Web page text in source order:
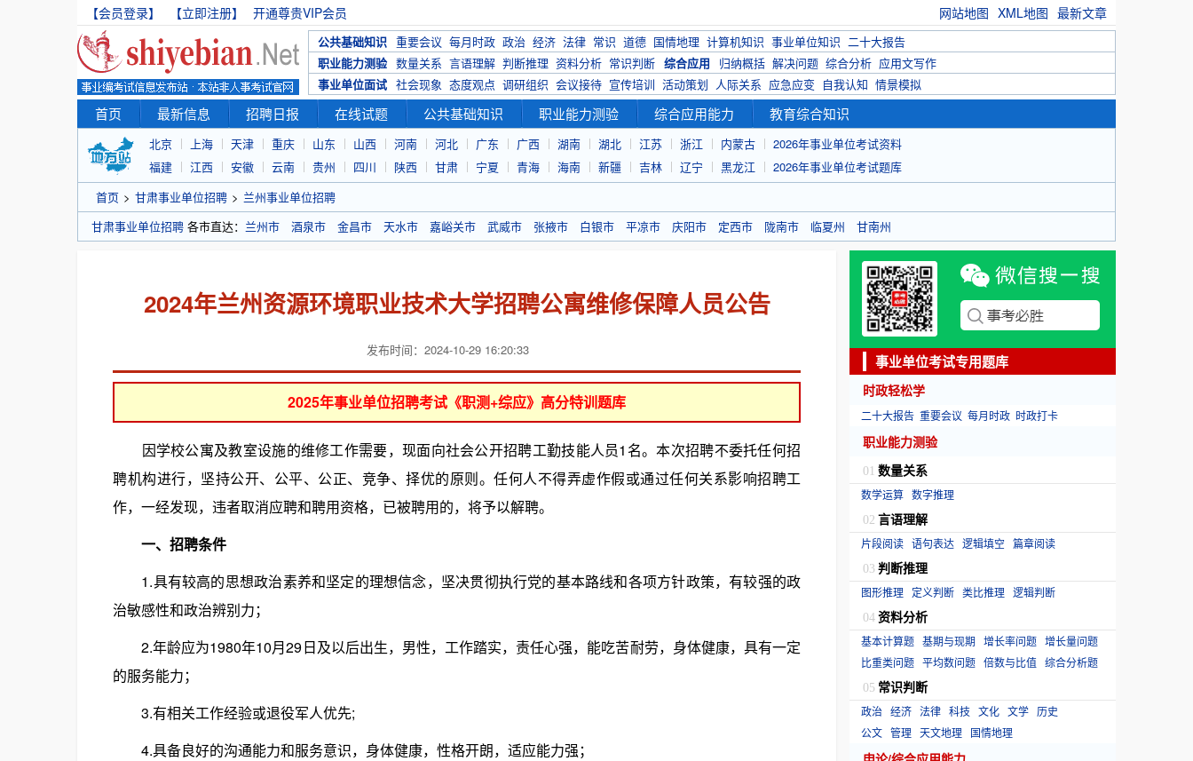
【会员登录】 【立即注册】 开通尊贵VIP会员 网站地图 XML地图 最新文章
公共基础知识 重要会议 每月时政 政治 经济 法律 常识 道德 国情地理 计算机知识 事业单位知识 二十大报告
职业能力测验 数量关系 言语理解 判断推理 资料分析 常识判断 综合应用 归纳概括 解决问题 综合分析 应用文写作
事业单位面试 社会现象 态度观点 调研组织 会议接待 宣传培训 活动策划 人际关系 应急应变 自我认知 情景模拟
首页 最新信息 招聘日报 在线试题 公共基础知识 职业能力测验 综合应用能力 教育综合知识
北京 上海 天津 重庆 山东 山西 河南 河北 广东 广西 湖南 湖北 江苏 浙江 内蒙古
2026年事业单位考试资料
福建
江西 安徽 云南 贵州 四川 陕西 甘肃 宁夏 青海 海南 新疆 吉林 辽宁 黑龙江
2026年事业单位考试题库
首页 > 甘肃事业单位招聘 > 兰州事业单位招聘
甘肃事业单位招聘 各市直达： 兰州市 酒泉市 金昌市 天水市 嘉峪关市 武威市 张掖市 白银市 平凉市 庆阳市 定西市 陇南市 临夏州 甘南州
2024年兰州资源环境职业技术大学招聘公寓维修保障人员公告
发布时间：2024-10-29 16:20:33
2025年事业单位招聘考试《职测+综应》高分特训题库
因学校公寓及教室设施的维修工作需要，现面向社会公开招聘工勤技能人员1名。本次招聘不委托任何招
聘机构进行，坚持公开、公平、公正、竞争、择优的原则。任何人不得弄虚作假或通过任何关系影响招聘工
作，一经发现，违者取消应聘和聘用资格，已被聘用的，将予以解聘。
一、招聘条件
1.具有较高的思想政治素养和坚定的理想信念，坚决贯彻执行党的基本路线和各项方针政策，有较强的政
治敏感性和政治辨别力；
2.年龄应为1980年10月29日及以后出生，男性，工作踏实，责任心强，能吃苦耐劳，身体健康，具有一定
的服务能力；
3.有相关工作经验或退役军人优先;
4.具备良好的沟通能力和服务意识，身体健康，性格开朗，适应能力强；
事业单位考试专用题库
时政轻松学
二十大报告 重要会议 每月时政 时政打卡
职业能力测验
01 数量关系
数学运算 数字推理
02 言语理解
片段阅读 语句表达 逻辑填空 篇章阅读
03 判断推理
图形推理 定义判断 类比推理 逻辑判断
04 资料分析
基本计算题 基期与现期 增长率问题 增长量问题
比重类问题 平均数问题 倍数与比值 综合分析题
05 常识判断
政治 经济 法律 科技 文化 文学 历史
公文 管理 天文地理 国情地理